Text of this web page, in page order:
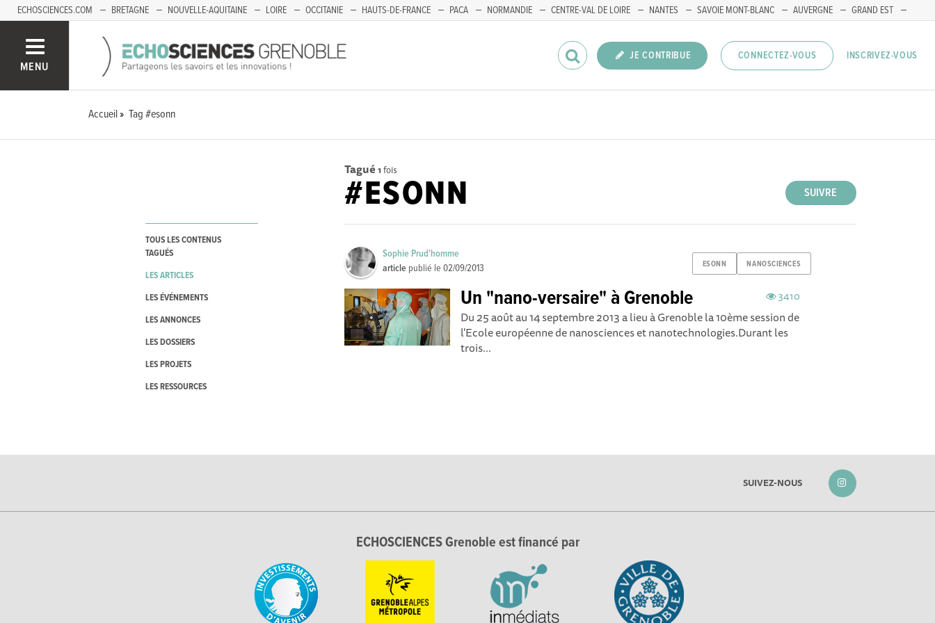
ECHOSCIENCES.COM BRETAGNE NOUVELLE-AQUITAINE LOIRE OCCITANIE HAUTS-DE-FRANCE PACA NORMANDIE CENTRE-VAL DE LOIRE NANTES SAVOIE MONT-BLANC AUVERGNE
GRAND EST
MENU
JE CONTRIBUE CONNECTEZ-VOUS INSCRIVEZ-VOUS
Accueil Tag #esonn
TOUS LES CONTENUS
TAGUÉS
LES ARTICLES
LES ÉVÉNEMENTS
LES ANNONCES
LES DOSSIERS
LES PROJETS
LES RESSOURCES
Tagué 1 fois
SUIVRE
#ESONN
ESONN NANOSCIENCES
Sophie Prud'homme
article publié le02/09/2013
3410
Un "nano-versaire" à Grenoble
Du 25 août au 14 septembre 2013 a lieu à Grenoble la 10ème session de
l'Ecole européenne de nanosciences et nanotechnologies.Durant les
trois...
SUIVEZ-NOUS
ECHOSCIENCES Grenoble est financé par